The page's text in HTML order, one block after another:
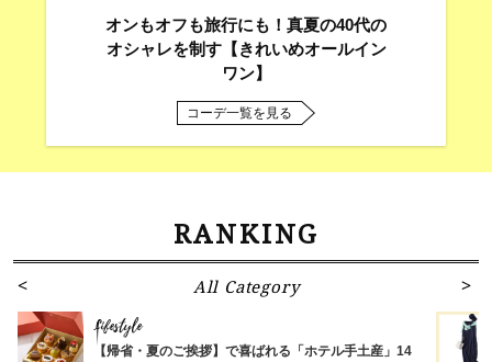
オンもオフも旅行にも！真夏の40代の
オシャレを制す【きれいめオールイン
ワン】
コーデ一覧を見る
RANKING
All Category
Lifestyle
【帰省・夏のご挨拶】で喜ばれる「ホテル手土産」14